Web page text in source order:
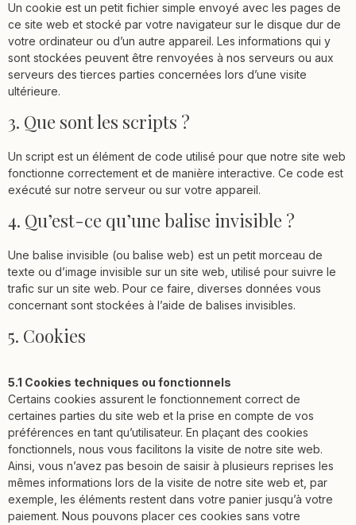
Un cookie est un petit fichier simple envoyé avec les pages de
ce site web et stocké par votre navigateur sur le disque dur de
votre ordinateur ou d’un autre appareil. Les informations qui y
sont stockées peuvent être renvoyées à nos serveurs ou aux
serveurs des tierces parties concernées lors d’une visite
ultérieure.
3. Que sont les scripts ?
Un script est un élément de code utilisé pour que notre site web
fonctionne correctement et de manière interactive. Ce code est
exécuté sur notre serveur ou sur votre appareil.
4. Qu’est-ce qu’une balise invisible ?
Une balise invisible (ou balise web) est un petit morceau de
texte ou d’image invisible sur un site web, utilisé pour suivre le
trafic sur un site web. Pour ce faire, diverses données vous
concernant sont stockées à l’aide de balises invisibles.
5. Cookies
5.1 Cookies techniques ou fonctionnels
Certains cookies assurent le fonctionnement correct de
certaines parties du site web et la prise en compte de vos
préférences en tant qu’utilisateur. En plaçant des cookies
fonctionnels, nous vous facilitons la visite de notre site web.
Ainsi, vous n’avez pas besoin de saisir à plusieurs reprises les
mêmes informations lors de la visite de notre site web et, par
exemple, les éléments restent dans votre panier jusqu’à votre
paiement. Nous pouvons placer ces cookies sans votre